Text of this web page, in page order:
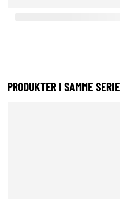
PRODUKTER I SAMME SERIE